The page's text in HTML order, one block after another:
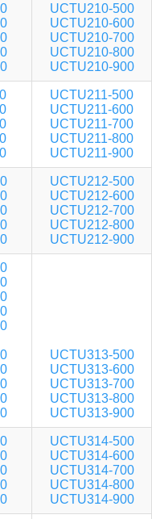
UCTU210-500
UCTU210-600
UCTU210-700
UCTU210-800
UCTU210-900
UCTU211-500
UCTU211-600
UCTU211-700
UCTU211-800
UCTU211-900
UCTU212-500
UCTU212-600
UCTU212-700
UCTU212-800
UCTU212-900
UCTU313-500
UCTU313-600
UCTU313-700
UCTU313-800
UCTU313-900
UCTU314-500
UCTU314-600
UCTU314-700
UCTU314-800
UCTU314-900